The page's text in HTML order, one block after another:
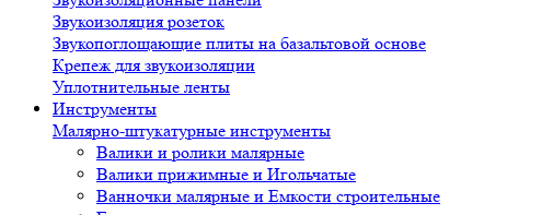
Звукоизоляция розеток
Звукопоглощающие плиты на базальтовой основе
Крепеж для звукоизоляции
Уплотнительные ленты
Инструменты
Малярно-штукатурные инструменты
Валики и ролики малярные
Валики прижимные и Игольчатые
Ванночки малярные и Емкости строительные